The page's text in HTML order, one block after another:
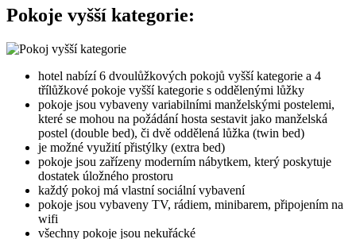
Pokoje vyšší kategorie:
hotel nabízí 6 dvoulůžkových pokojů vyšší kategorie a 4
třílůžkové pokoje vyšší kategorie s oddělenými lůžky
pokoje jsou vybaveny variabilními manželskými postelemi,
které se mohou na požádání hosta sestavit jako manželská
postel (double bed), či dvě oddělená lůžka (twin bed)
je možné využití přistýlky (extra bed)
pokoje jsou zařízeny moderním nábytkem, který poskytuje
dostatek úložného prostoru
každý pokoj má vlastní sociální vybavení
pokoje jsou vybaveny TV, rádiem, minibarem, připojením na
wifi
všechny pokoje jsou nekuřácké